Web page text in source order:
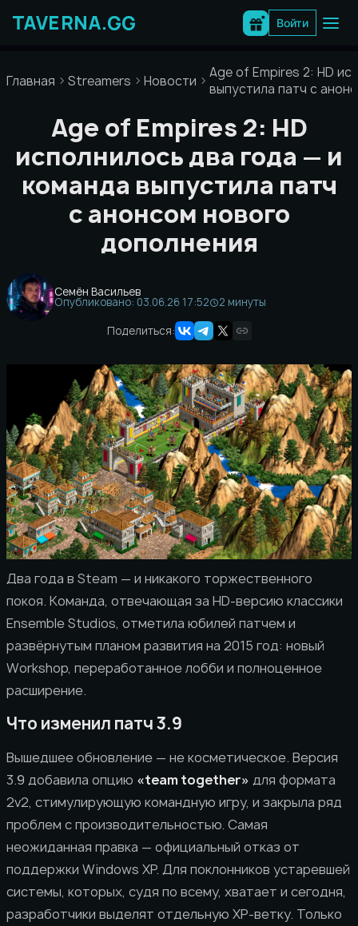
содержимому
Войти
Главная Streamers Новости
Age of Empires 2: HD
выпустила патч с
Age of Empires 2: HD
исполнилось два года — и
команда выпустила патч
с анонсом нового
дополнения
Семён Васильев
Опубликовано: 03.06.26 17:52
2 минуты
Поделиться:
Два года в Steam — и никакого торжественного
покоя. Команда, отвечающая за HD-версию классики
Ensemble Studios, отметила юбилей патчем и
развёрнутым планом развития на 2015 год: новый
Workshop, переработанное лобби и полноценное
расширение.
Что изменил патч 3.9
Вышедшее обновление — не косметическое. Версия
3.9 добавила опцию «team together» для формата
2v2, стимулирующую командную игру, и закрыла ряд
проблем с производительностью. Самая
неожиданная правка — официальный отказ от
поддержки Windows XP. Для поклонников устаревшей
системы, которых, судя по всему, хватает и сегодня,
разработчики выделят отдельную XP-ветку. Только